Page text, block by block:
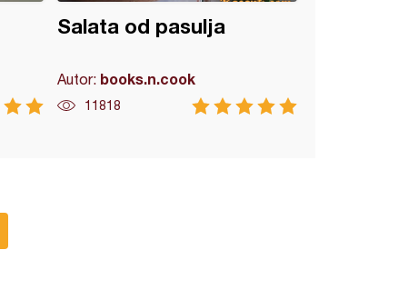
Salata od pasulja
Autor: books.n.cook
11818